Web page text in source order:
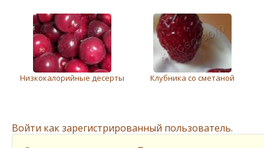
Низкокалорийные десерты Клубника со смeтаной
Войти как зарегистрированный пользователь.